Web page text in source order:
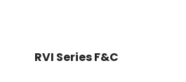
RVI Series F&C